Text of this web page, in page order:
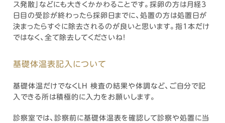
ス発散」などにも大きくかかわることです。採卵の方は月経3
日目の受診が終わったら採卵日までに、処置の方は処置日が
決まったらすぐに除去されるのが良いと思います。指1本だけ
ではなく、全て除去してくださいね！
基礎体温表記入について
基礎体温だけでなくLH 検査の結果や体調など、ご自分で記
入できる所は積極的に入力をお願いします。
診察室では、診察前に基礎体温表を確認して診察や処置に当